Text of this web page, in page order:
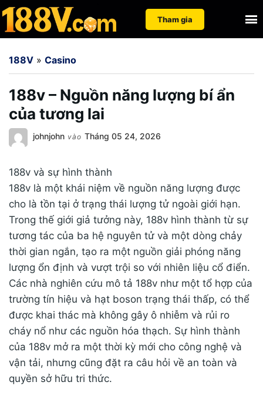
Nhảy
đến
dung
Tìm
kiếm
Tham gia
188V » Casino
188v – Nguồn năng lượng bí ẩn
của tương lai
johnjohn vào Tháng 05 24, 2026
188v và sự hình thành
188v là một khái niệm về nguồn năng lượng được
cho là tồn tại ở trạng thái lượng tử ngoài giới hạn.
Trong thế giới giả tưởng này, 188v hình thành từ sự
tương tác của ba hệ nguyên tử và một dòng chảy
thời gian ngắn, tạo ra một nguồn giải phóng năng
lượng ổn định và vượt trội so với nhiên liệu cổ điển.
Các nhà nghiên cứu mô tả 188v như một tổ hợp của
trường tín hiệu và hạt boson trạng thái thấp, có thể
được khai thác mà không gây ô nhiễm và rủi ro
cháy nổ như các nguồn hóa thạch. Sự hình thành
của 188v mở ra một thời kỳ mới cho công nghệ và
vận tải, nhưng cũng đặt ra câu hỏi về an toàn và
quyền sở hữu tri thức.